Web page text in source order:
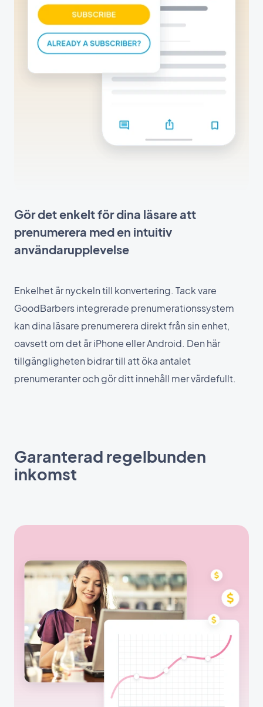
Gör det enkelt för dina läsare att
prenumerera med en intuitiv
användarupplevelse
Enkelhet är nyckeln till konvertering. Tack vare
GoodBarbers integrerade prenumerationssystem
kan dina läsare prenumerera direkt från sin enhet,
oavsett om det är iPhone eller Android. Den här
tillgängligheten bidrar till att öka antalet
prenumeranter och gör ditt innehåll mer värdefullt.
Garanterad regelbunden
inkomst